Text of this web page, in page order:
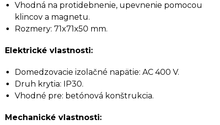
Vhodná na protidebnenie, upevnenie pomocou
klincov a magnetu.
Rozmery: 71x71x50 mm.
Elektrické vlastnosti:
Domedzovacie izolačné napätie: AC 400 V.
Druh krytia: IP30.
Vhodné pre: betónová konštrukcia.
Mechanické vlastnosti: